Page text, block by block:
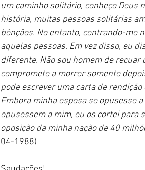
um caminho solitário, conheço
história, muitas pessoas solitárias
bênçãos. No entanto, centrando-me
aquelas pessoas. Em vez disso, eu
diferente. Não sou homem de recuar
compromete a morrer somente
pode escrever uma carta de
Embora minha esposa se opusesse
opusessem a mim, eu os cortei para
oposição da minha nação de 40
04-1988)